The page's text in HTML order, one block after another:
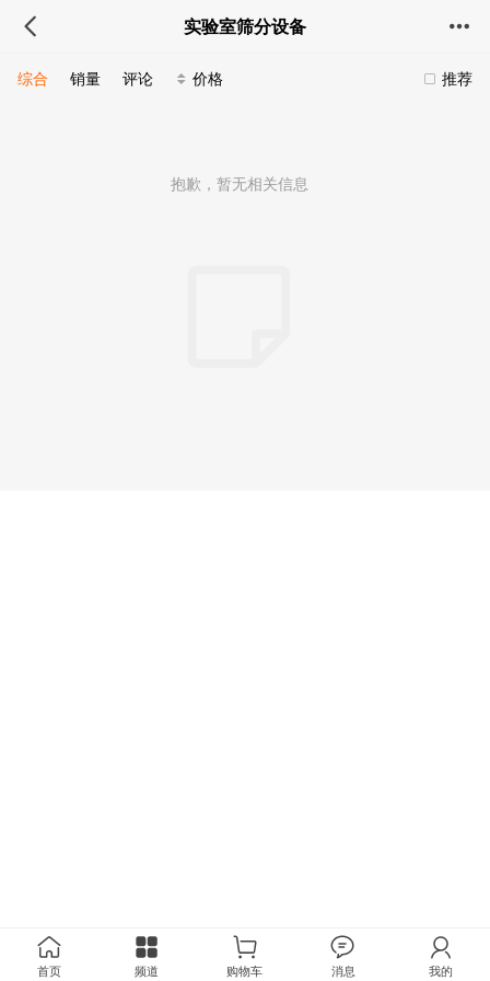
实验室筛分设备
推荐
综合 销量 评论 价格
抱歉，暂无相关信息
首页 频道 购物车 消息 我的